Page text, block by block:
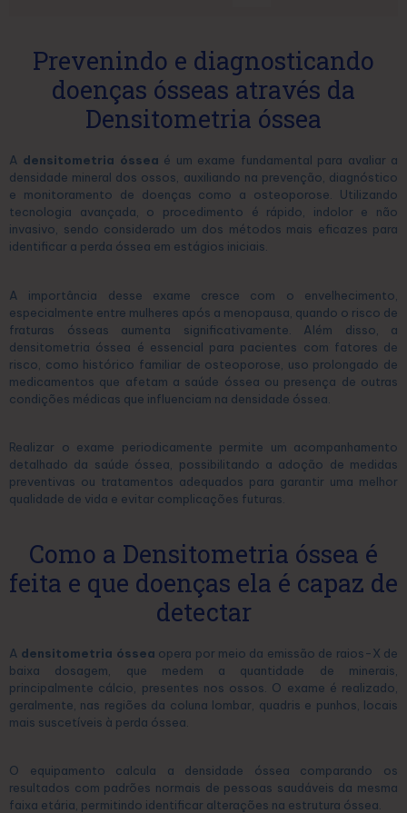
Prevenindo e diagnosticando
doenças ósseas através da
Densitometria óssea
A densitometria óssea é um exame fundamental para avaliar a
densidade mineral dos ossos, auxiliando na prevenção, diagnóstico
e monitoramento de doenças como a osteoporose. Utilizando
tecnologia avançada, o procedimento é rápido, indolor e não
invasivo, sendo considerado um dos métodos mais eficazes para
identificar a perda óssea em estágios iniciais.
A importância desse exame cresce com o envelhecimento,
especialmente entre mulheres após a menopausa, quando o risco de
fraturas ósseas aumenta significativamente. Além disso, a
densitometria óssea é essencial para pacientes com fatores de
risco, como histórico familiar de osteoporose, uso prolongado de
medicamentos que afetam a saúde óssea ou presença de outras
condições médicas que influenciam na densidade óssea.
Realizar o exame periodicamente permite um acompanhamento
detalhado da saúde óssea, possibilitando a adoção de medidas
preventivas ou tratamentos adequados para garantir uma melhor
qualidade de vida e evitar complicações futuras.
Como a Densitometria óssea é
feita e que doenças ela é capaz de
detectar
A densitometria óssea opera por meio da emissão de raios-X de
baixa dosagem, que medem a quantidade de minerais,
principalmente cálcio, presentes nos ossos. O exame é realizado,
geralmente, nas regiões da coluna lombar, quadris e punhos, locais
mais suscetíveis à perda óssea.
O equipamento calcula a densidade óssea comparando os
resultados com padrões normais de pessoas saudáveis da mesma
faixa etária, permitindo identificar alterações na estrutura óssea.